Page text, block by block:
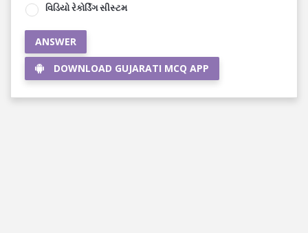
વિડિયો રેકોર્ડિંગ સીસ્ટમ
ANSWER
DOWNLOAD GUJARATI MCQ APP